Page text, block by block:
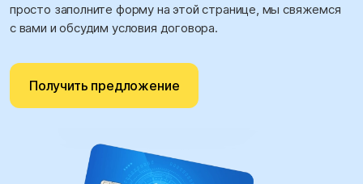
просто заполните форму на этой странице, мы свяжемся
с вами и обсудим условия договора.
Получить предложение